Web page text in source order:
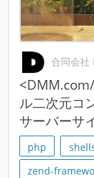
合同会社
ル二次元コ
サーバーサ
php
zend-